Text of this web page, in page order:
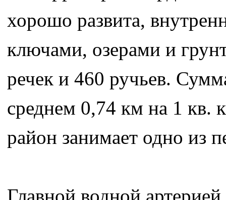
хорошо развита,
ключами, озерами и
речек и 460 ручьев.
среднем 0,74 км на 1 кв.
район занимает одно из